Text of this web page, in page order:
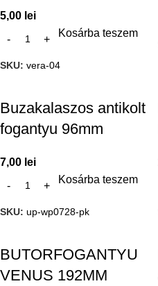
5,00 lei
Kosárba teszem
SKU: vera-04
Buzakalaszos antikolt
fogantyu 96mm
7,00 lei
Kosárba teszem
SKU: up-wp0728-pk
BUTORFOGANTYU
VENUS 192MM